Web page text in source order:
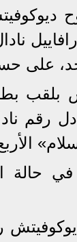
رافاييل
على
بلقب
رقم
في حالة